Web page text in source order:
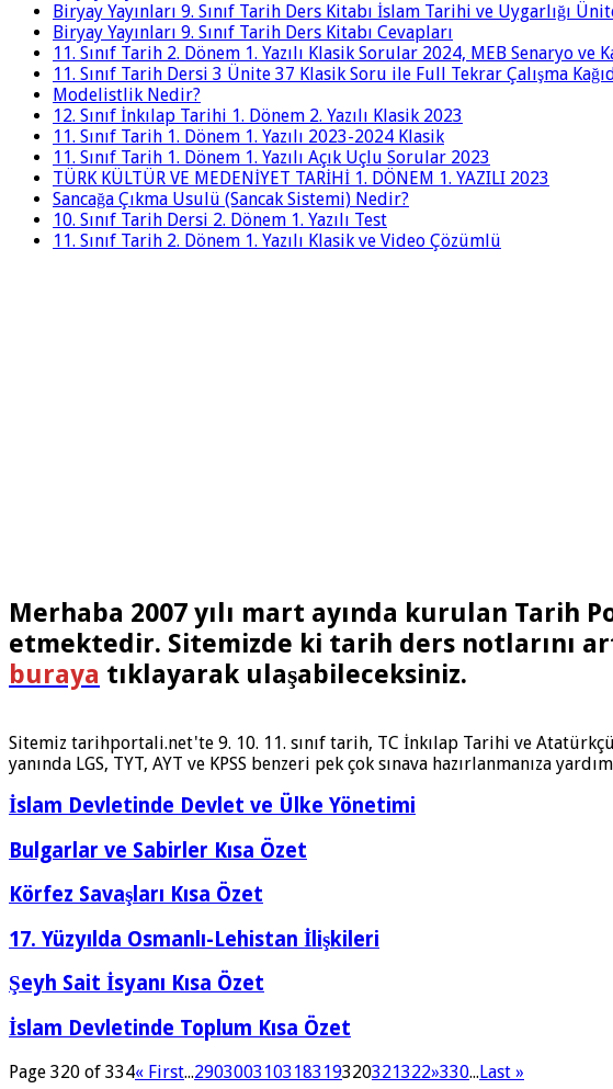
Biryay Yayınları 9. Sınıf Tarih Ders Kitabı İslam Tarihi ve Uygarlığı
Biryay Yayınları 9. Sınıf Tarih Ders Kitabı Cevapları
11. Sınıf Tarih 2. Dönem 1. Yazılı Klasik Sorular 2024, MEB Senaryo ve
11. Sınıf Tarih Dersi 3 Ünite 37 Klasik Soru ile Full Tekrar Çalışma
Modelistlik Nedir?
12. Sınıf İnkılap Tarihi 1. Dönem 2. Yazılı Klasik 2023
11. Sınıf Tarih 1. Dönem 1. Yazılı 2023-2024 Klasik
11. Sınıf Tarih 1. Dönem 1. Yazılı Açık Uçlu Sorular 2023
TÜRK KÜLTÜR VE MEDENİYET TARİHİ 1. DÖNEM 1. YAZILI 2023
Sancağa Çıkma Usulü (Sancak Sistemi) Nedir?
10. Sınıf Tarih Dersi 2. Dönem 1. Yazılı Test
11. Sınıf Tarih 2. Dönem 1. Yazılı Klasik ve Video Çözümlü
Merhaba 2007 yılı mart ayında kurulan Tarih
etmektedir. Sitemizde ki tarih ders notlarını
buraya tıklayarak ulaşabileceksiniz.
Sitemiz tarihportali.net'te 9. 10. 11. sınıf tarih, TC İnkılap Tarihi ve
yanında LGS, TYT, AYT ve KPSS benzeri pek çok sınava hazırlanmanıza
İslam Devletinde Devlet ve Ülke Yönetimi
Bulgarlar ve Sabirler Kısa Özet
Körfez Savaşları Kısa Özet
17. Yüzyılda Osmanlı-Lehistan İlişkileri
Şeyh Sait İsyanı Kısa Özet
İslam Devletinde Toplum Kısa Özet
Page 320 of 334« First...290300310318319320321322»330...Last »